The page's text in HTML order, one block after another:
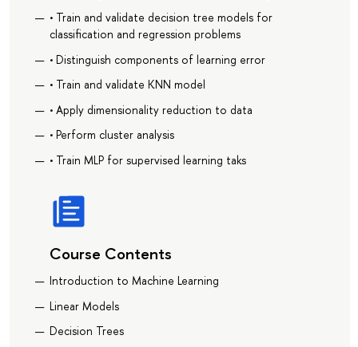
• Train and validate decision tree models for
classification and regression problems
• Distinguish components of learning error
• Train and validate KNN model
• Apply dimensionality reduction to data
• Perform cluster analysis
• Train MLP for supervised learning taks
Course Contents
Introduction to Machine Learning
Linear Models
Decision Trees